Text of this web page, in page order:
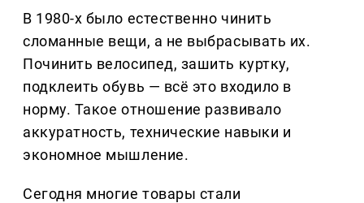
В 1980-х было естественно чинить
сломанные вещи, а не выбрасывать их.
Починить велосипед, зашить куртку,
подклеить обувь — всё это входило в
норму. Такое отношение развивало
аккуратность, технические навыки и
экономное мышление.
Сегодня многие товары стали